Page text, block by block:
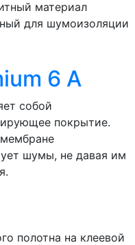
материал
для шумоизоляции
6 A
собой
покрытие.
шумы, не давая им
полотна на клеевой